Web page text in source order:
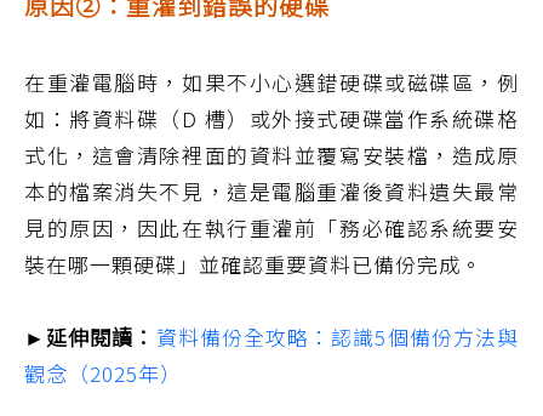
在重灌電腦時，如果不小心選錯硬碟或磁碟區，例
如：將資料碟（D 槽）或外接式硬碟當作系統碟格
式化，這會清除裡面的資料並覆寫安裝檔，造成原
本的檔案消失不見，這是電腦重灌後資料遺失最常
見的原因，因此在執行重灌前「務必確認系統要安
裝在哪一顆硬碟」並確認重要資料已備份完成。
►延伸閱讀： 資料備份全攻略：認識5個備份方法與
觀念（2025年）